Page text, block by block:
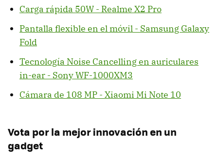
Carga rápida 50W - Realme X2 Pro
Pantalla flexible en el móvil - Samsung Galaxy
Fold
Tecnología Noise Cancelling en auriculares
in-ear - Sony WF-1000XM3
Cámara de 108 MP - Xiaomi Mi Note 10
Vota por la mejor innovación en un
gadget